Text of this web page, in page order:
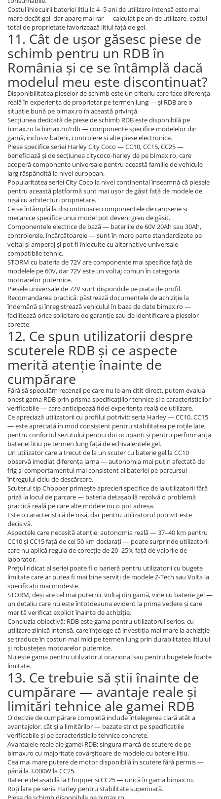
Costul înlocuirii bateriei litiu la 4–5 ani de utilizare intensă este mai
mare decât gel, dar apare mai rar — calculat pe an de utilizare, costul
total de proprietate favorizează litiul față de gel.
11. Cât de ușor găsesc piese de
schimb pentru un RDB în
România și ce se întâmplă dacă
modelul meu este discontinuat?
Disponibilitatea pieselor de schimb este un criteriu care face diferența
reală în experiența de proprietar pe termen lung — și RDB are o
situație bună pe bimax.ro în această privință.
Secțiunea dedicată de piese de schimb RDB este disponibilă pe
bimax.ro la bimax.ro/rdb — componente specifice modelelor din
gamă, inclusiv baterii, controlere și alte piese electronice.
Piese specifice seriei Harley City Coco — CC10, CC15, CC25 —
beneficiază și de secțiunea citycoco-harley de pe bimax.ro, care
acoperă componente universale pentru această familie de vehicule
larg răspândită la nivel european.
Popularitatea seriei City Coco la nivel continental înseamnă că piesele
pentru această platformă sunt mai ușor de găsit față de modele de
nișă cu arhitecturi proprietare.
Ce se întâmplă la discontinuare: componentele de caroserie și
mecanice specifice unui model pot deveni greu de găsit.
Componentele electrice de bază — bateriile de 60V 20Ah sau 30Ah,
controlerele, încărcătoarele — sunt în mare parte standardizate pe
voltaj și amperaj și pot fi înlocuite cu alternative universale
compatibile tehnic.
STORM cu bateria de 72V are componente mai specifice față de
modelele pe 60V, dar 72V este un voltaj comun în categoria
motoarelor puternice.
Piesele universale de 72V sunt disponibile pe piața de profil.
Recomandarea practică: păstrează documentele de achiziție la
îndemână și înregistrează vehiculul în baza de date bimax.ro —
facilitează orice solicitare de garanție sau de identificare a pieselor
corecte.
12. Ce spun utilizatorii despre
scuterele RDB și ce aspecte
merită atenție înainte de
cumpărare
Fără să speculăm recenzii pe care nu le-am citit direct, putem evalua
onest gama RDB prin prisma specificațiilor tehnice și a caracteristicilor
verificabile — care anticipează fidel experiența reală de utilizare.
Ce apreciază utilizatorii cu profilul potrivit: seria Harley — CC10, CC15
— este apreciată în mod consistent pentru stabilitatea pe roțile late,
pentru confortul șezutului pentru doi ocupanți și pentru performanța
bateriei litiu pe termen lung față de echivalentele gel.
Un utilizator care a trecut de la un scuter cu baterie gel la CC10
observă imediat diferența iarna — autonomia mai puțin afectată de
frig și comportamentul mai consistent al bateriei pe parcursul
întregului ciclu de descărcare.
Scuterul tip Chopper primește aprecieri specifice de la utilizatorii fără
priză la locul de parcare — bateria detașabilă rezolvă o problemă
practică reală pe care alte modele nu o pot adresa.
Este o caracteristică de nișă, dar pentru utilizatorul potrivit este
decisivă.
Aspectele care necesită atenție: autonomia reală — 37–40 km pentru
CC10 și CC15 față de cei 50 km declarați — poate surprinde utilizatorii
care nu aplică regula de corecție de 20–25% față de valorile de
laborator.
Prețul ridicat al seriei poate fi o barieră pentru utilizatorii cu bugete
limitate care ar putea fi mai bine serviți de modele Z-Tech sau Volta la
specificații mai modeste.
STORM, deși are cel mai puternic voltaj din gamă, vine cu baterie gel —
un detaliu care nu este întotdeauna evident la prima vedere și care
merită verificat explicit înainte de achiziție.
Concluzia obiectivă: RDB este gama pentru utilizatorul serios, cu
utilizare zilnică intensă, care înțelege că investiția mai mare la achiziție
se traduce în costuri mai mici pe termen lung prin durabilitatea litiului
și robustețea motoarelor puternice.
Nu este gama pentru utilizatorul ocazional sau pentru bugetele foarte
limitate.
13. Ce trebuie să știi înainte de
cumpărare — avantaje reale și
limitări tehnice ale gamei RDB
O decizie de cumpărare completă include înțelegerea clară atât a
avantajelor, cât și a limitărilor — bazate strict pe specificațiile
verificabile și pe caracteristicile tehnice concrete.
Avantajele reale ale gamei RDB: singura marcă de scutere de pe
bimax.ro cu majoritate covârșitoare de modele cu baterie litiu.
Cea mai mare putere de motor disponibilă în scutere fără permis —
până la 3.000W la CC25.
Baterie detașabilă la Chopper și CC25 — unică în gama bimax.ro.
Roți late pe seria Harley pentru stabilitate superioară.